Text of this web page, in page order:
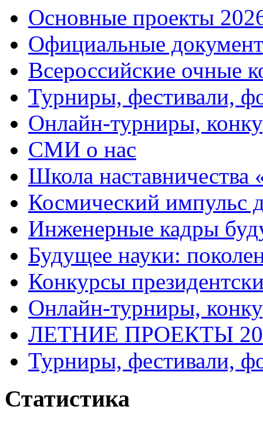
Основные проекты
Официальные
Всероссийские очные
Турниры, фестивали,
Онлайн-турниры,
СМИ о нас
Школа
Космический импульс
Инженерные кадры
Будущее науки:
Конкурсы
Онлайн-турниры,
ЛЕТНИЕ ПРОЕКТЫ
Турниры, фестивали,
Статистика